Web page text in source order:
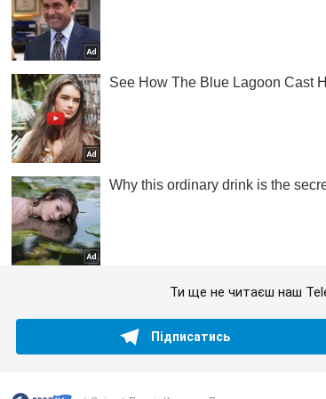
Ти ще не читаєш наш
Підписатись